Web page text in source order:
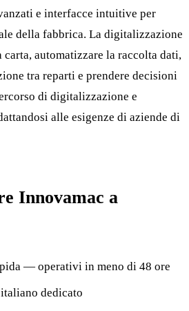
e interfacce intuitive per
della fabbrica. La digitalizzazione
automatizzare la raccolta dati,
tra reparti e prendere decisioni
di digitalizzazione e
alle esigenze di aziende di
Innovamac a
— operativi in meno di 48 ore
dedicato